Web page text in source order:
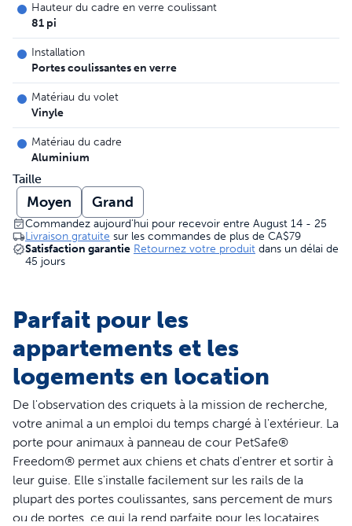
Hauteur du cadre en verre coulissant
81 pi
Installation
Portes coulissantes en verre
Matériau du volet
Vinyle
Matériau du cadre
Aluminium
Taille
Moyen Grand
Commandez aujourd’hui pour recevoir entre August 14 - 25
Livraison gratuite sur les commandes de plus de CA$79
Satisfaction garantie Retournez votre produit dans un délai de
45 jours
Parfait pour les
appartements et les
logements en location
De l'observation des criquets à la mission de recherche,
votre animal a un emploi du temps chargé à l'extérieur. La
porte pour animaux à panneau de cour PetSafe®
Freedom® permet aux chiens et chats d'entrer et sortir à
leur guise. Elle s'installe facilement sur les rails de la
plupart des portes coulissantes, sans percement de murs
ou de portes, ce qui la rend parfaite pour les locataires.